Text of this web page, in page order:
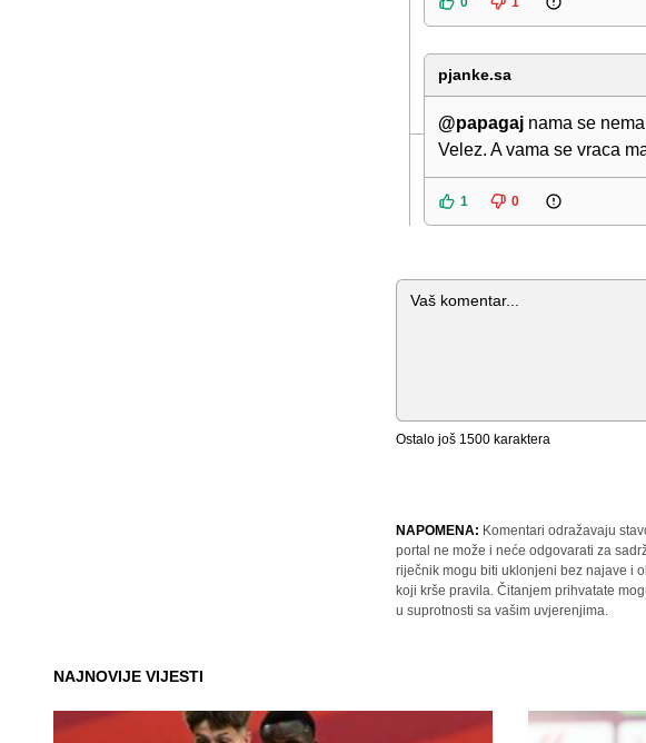
pjanke.sa
@papagaj nama se
Velez. A vama se vraca
1 0
Komentar
Ostalo još 1500 karaktera
NAPOMENA: Komentari odražavaju
portal ne može i neće odgovarati za
riječnik mogu biti uklonjeni bez najave i
koji krše pravila. Čitanjem prihvatate
u suprotnosti sa vašim uvjerenjima.
NAJNOVIJE VIJESTI